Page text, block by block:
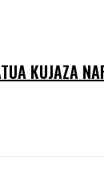
KUJAZA